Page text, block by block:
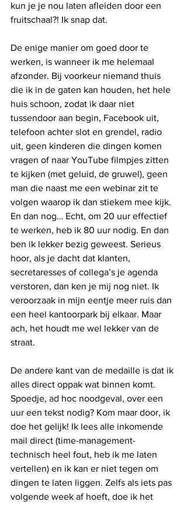
kun je je nou laten afleiden door een
fruitschaal?! Ik snap dat.
De enige manier om goed door te
werken, is wanneer ik me helemaal
afzonder. Bij voorkeur niemand thuis
die ik in de gaten kan houden, het hele
huis schoon, zodat ik daar niet
tussendoor aan begin, Facebook uit,
telefoon achter slot en grendel, radio
uit, geen kinderen die dingen komen
vragen of naar YouTube filmpjes zitten
te kijken (met geluid, de gruwel), geen
man die naast me een webinar zit te
volgen waarop ik dan stiekem mee kijk.
En dan nog… Echt, om 20 uur effectief
te werken, heb ik 80 uur nodig. En dan
ben ik lekker bezig geweest. Serieus
hoor, als je dacht dat klanten,
secretaresses of collega’s je agenda
verstoren, dan ken je mij nog niet. Ik
veroorzaak in mijn eentje meer ruis dan
een heel kantoorpark bij elkaar. Maar
ach, het houdt me wel lekker van de
straat.
De andere kant van de medaille is dat ik
alles direct oppak wat binnen komt.
Spoedje, ad hoc noodgeval, over een
uur een tekst nodig? Kom maar door, ik
doe het gelijk! Ik lees alle inkomende
mail direct (time-management-
technisch heel fout, heb ik me laten
vertellen) en ik kan er niet tegen om
dingen te laten liggen. Zelfs als iets pas
volgende week af hoeft, doe ik het